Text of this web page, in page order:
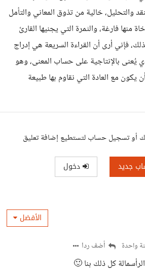
والتحليل، خالية من تذوق المعاني والتأمل
منها فارغة، والثمرة التي يجنيها القارئ
فإني أرى أن القراءة السريعة هي إدراج
يُعنى بالإنتاجية على حساب المعنى، وهو
مع العادة التي نقاوم بها طبيعة
أو تسجيل حساب لتستطيع إضافة تعليق
جديد دخول
الأفضل
واحدة أضف ردا
كل ذلك بنا 🙂